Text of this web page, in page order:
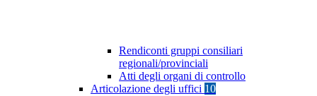
Rendiconti gruppi consiliari
regionali/provinciali
Atti degli organi di controllo
Articolazione degli uffici 10